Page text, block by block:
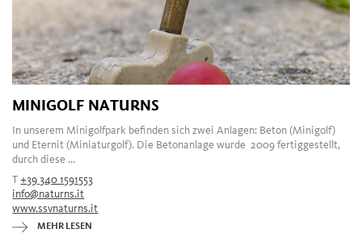
MINIGOLF NATURNS
In unserem Minigolfpark befinden sich zwei Anlagen: Beton (Minigolf)
und Eternit (Miniaturgolf). Die Betonanlage wurde 2009 fertiggestellt,
durch diese ...
T+39 340 1591553
info@naturns.it
www.ssvnaturns.it
MEHR LESEN